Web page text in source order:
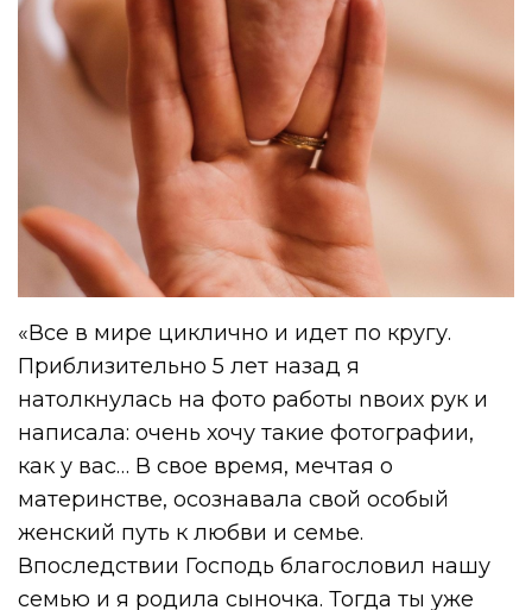
«Все в мире циклично и идет по кругу.
Приблизительно 5 лет назад я
натолкнулась на фото работы nвоих рук и
написала: очень хочу такие фотографии,
как у вас… В свое время, мечтая о
материнстве, осознавала свой особый
женский путь к любви и семье.
Впоследствии Господь благословил нашу
семью и я родила сыночка. Тогда ты уже